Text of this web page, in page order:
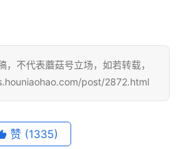
不代表蘑菇号立场，如若转载，
post/2872.html
赞 (1335)